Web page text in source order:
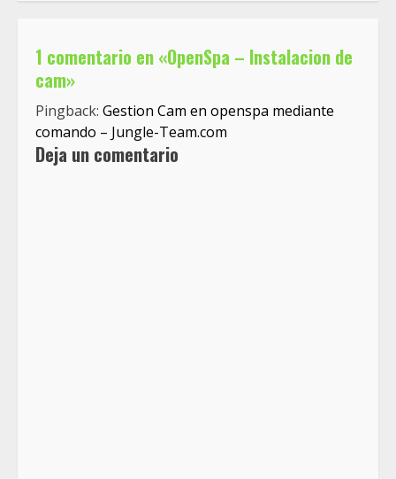
1 comentario en «OpenSpa – Instalacion de
cam»
Pingback: Gestion Cam en openspa mediante
comando – Jungle-Team.com
Deja un comentario